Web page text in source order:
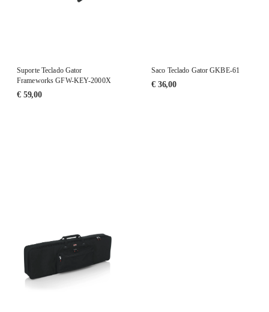
Suporte Teclado Gator
Frameworks GFW-KEY-2000X
€59,00
Saco Teclado Gator GKBE-61
€36,00